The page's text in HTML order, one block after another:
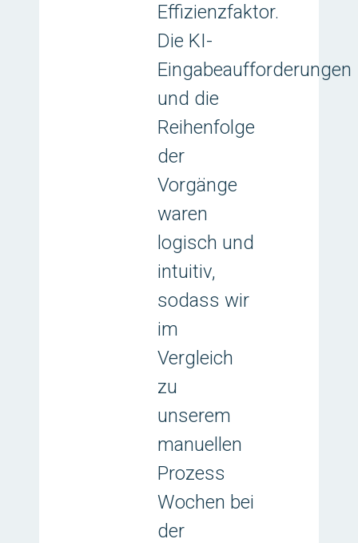
Effizienzfaktor.
Die KI-
Eingabeaufforderungen
und die
Reihenfolge
der
Vorgänge
waren
logisch und
intuitiv,
sodass wir
im
Vergleich
zu
unserem
manuellen
Prozess
Wochen bei
der